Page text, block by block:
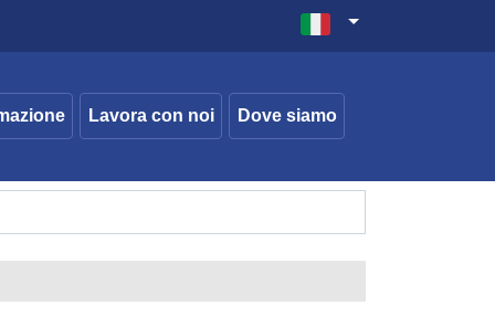
Lavora con noi Dove siamo